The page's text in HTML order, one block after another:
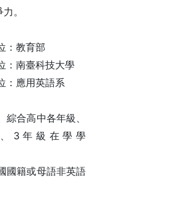
。
：教育部
：南臺科技大學
：應用英語系
綜合高中各年級、
3 年級在學學
國籍或母語非英語